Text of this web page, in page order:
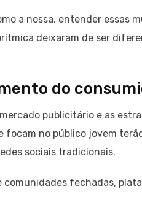
a nossa, entender essas
deixaram de ser
do
publicitário e as
focam no público jovem
sociais tradicionais.
comunidades fechadas,